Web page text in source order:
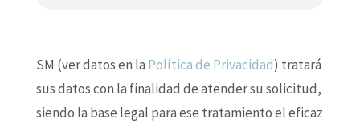
SM (ver datos en la Política de Privacidad) tratará
sus datos con la finalidad de atender su solicitud,
siendo la base legal para ese tratamiento el eficaz